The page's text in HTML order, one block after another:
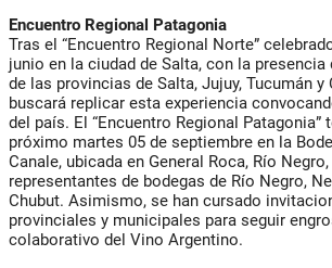
Encuentro Regional Patagonia
Tras el “Encuentro Regional Norte”
junio en la ciudad de Salta, con la presencia
de las provincias de Salta, Jujuy, Tucumán y
buscará replicar esta experiencia
del país. El “Encuentro Regional Patagonia”
próximo martes 05 de septiembre en la
Canale, ubicada en General Roca, Río
representantes de bodegas de Río Negro,
Chubut. Asimismo, se han cursado
provinciales y municipales para seguir
colaborativo del Vino Argentino.